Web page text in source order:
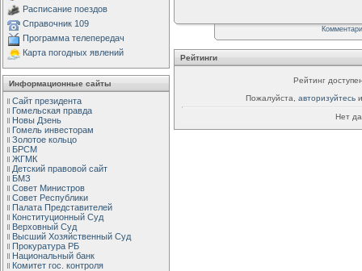
Расписание поездов
Справочник 109
Программа телепередач
Карта погодных явлений
Информационные сайты
Сайт президента
Гомельская правда
Новы Дзень
Гомель инвесторам
Золотое кольцо
БРСМ
ЖГМК
Детский правовой сайт
БМЗ
Совет Министров
Совет Республики
Палата Представителей
Конституционный Cуд
Верховный Cуд
Высший Хозяйственный Суд
Прокуратура РБ
Национальный банк
Комитет гос. контроля
Рейтинги
Рейтинг
Пожалуйста, авторизуйтесь
Нет